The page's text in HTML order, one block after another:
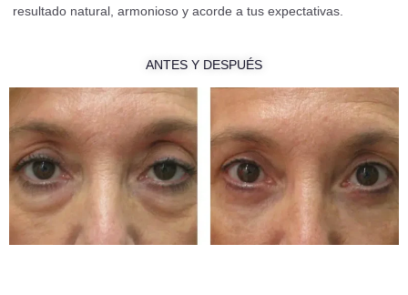
resultado natural, armonioso y acorde a tus expectativas.
ANTES Y DESPUÉS